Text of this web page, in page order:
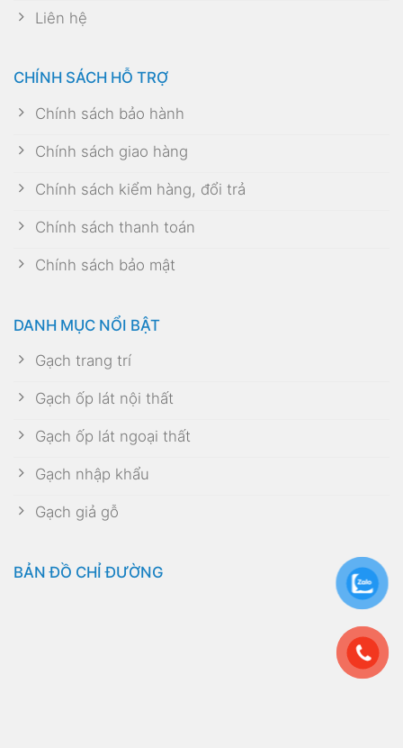
Liên hệ
CHÍNH SÁCH HỖ TRỢ
Chính sách bảo hành
Chính sách giao hàng
Chính sách kiểm hàng, đổi trả
Chính sách thanh toán
Chính sách bảo mật
DANH MỤC NỔI BẬT
Gạch trang trí
Gạch ốp lát nội thất
Gạch ốp lát ngoại thất
Gạch nhập khẩu
Gạch giả gỗ
BẢN ĐỒ CHỈ ĐƯỜNG